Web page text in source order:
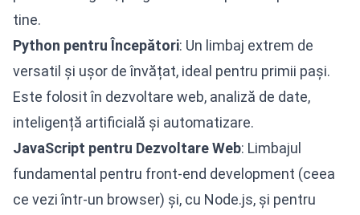
tine.
Python pentru Începători: Un limbaj extrem de
versatil și ușor de învățat, ideal pentru primii pași.
Este folosit în dezvoltare web, analiză de date,
inteligență artificială și automatizare.
JavaScript pentru Dezvoltare Web: Limbajul
fundamental pentru front-end development (ceea
ce vezi într-un browser) și, cu Node.js, și pentru